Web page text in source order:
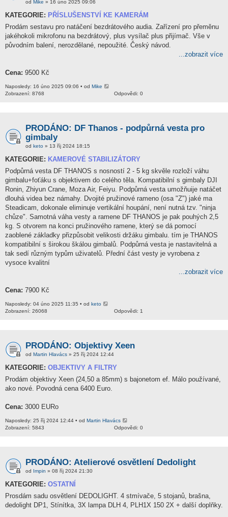
od Mike » 16 úno 2025 09:06
KATEGORIE: PŘÍSLUŠENSTVÍ KE KAMERÁM
Prodám sestavu pro natáčení bezdrátového audia. Zařízení pro přeměnu
jakéhokoli mikrofonu na bezdrátový, plus vysílač plus přijímač. Vše v
původním balení, nerozdělané, nepoužité. Český návod.
...zobrazit více
Cena: 9500 Kč
Naposledy: 16 úno 2025 09:06 • od Mike
Odpovědi: 0
Zobrazení: 8768
PRODÁNO: DF Thanos - podpůrná vesta pro
gimbaly
od keto » 13 říj 2024 18:15
KATEGORIE: KAMEROVÉ STABILIZÁTORY
Podpůrná vesta DF THANOS s nosností 2 - 5 kg skvěle rozloží váhu
gimbalu+foťáku s objektivem do celého těla. Kompatibilní s gimbaly DJI
Ronin, Zhiyun Crane, Moza Air, Feiyu. Podpůrná vesta umožňuije natáčet
dlouhá videa bez námahy. Dvojité pružinové rameno (osa "Z") jaké ma
Steadicam, dokonale eliminuje vertikální houpání, není nutná tzv. "ninja
chůze". Samotná váha vesty a ramene DF THANOS je pak pouhých 2,5
kg. S otvorem na konci pružinového ramene, který se dá pomocí
zaoblené základky přizpůsobit velikosti držáku gimbalu. tím je THANOS
kompatibilní s širokou škálou gimbalů. Podpůrná vesta je nastavitelná a
tak sedí různým typům uživatelů. Přední část vesty je vyrobena z
vysoce kvalitní
...zobrazit více
Cena: 7900 Kč
Naposledy: 04 úno 2025 11:35 • od keto
Odpovědi: 1
Zobrazení: 26068
PRODÁNO: Objektivy Xeen
od Martin Hlavács » 25 říj 2024 12:44
KATEGORIE: OBJEKTIVY A FILTRY
Prodám objektivy Xeen (24,50 a 85mm) s bajonetom ef. Málo používané,
ako nové. Povodná cena 6400 Euro.
Cena: 3000 EURo
Naposledy: 25 říj 2024 12:44 • od Martin Hlavács
Odpovědi: 0
Zobrazení: 5843
PRODÁNO: Atelierové osvětlení Dedolight
od Impin » 08 říj 2024 21:30
KATEGORIE: OSTATNÍ
Prosdám sadu osvětlení DEDOLIGHT. 4 stmívače, 5 stojanů, brašna,
dedolight DP1, Stínítka, 3X lampa DLH 4, PLH1X 150 2X + další doplňky.